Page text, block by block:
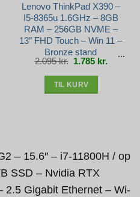
Lenovo ThinkPad X390 –
I5-8365u 1.6GHz – 8GB
RAM – 256GB NVME –
13″ FHD Touch – Win 11 –
Bronze stand
2.095kr. Den
oprindelige
pris
1.785 kr. Den
aktuelle
pris
TIL KURV
– 15.6″ – i7-11800H / op
SSD – Nvidia RTX
2.5 Gigabit Ethernet – Wi-